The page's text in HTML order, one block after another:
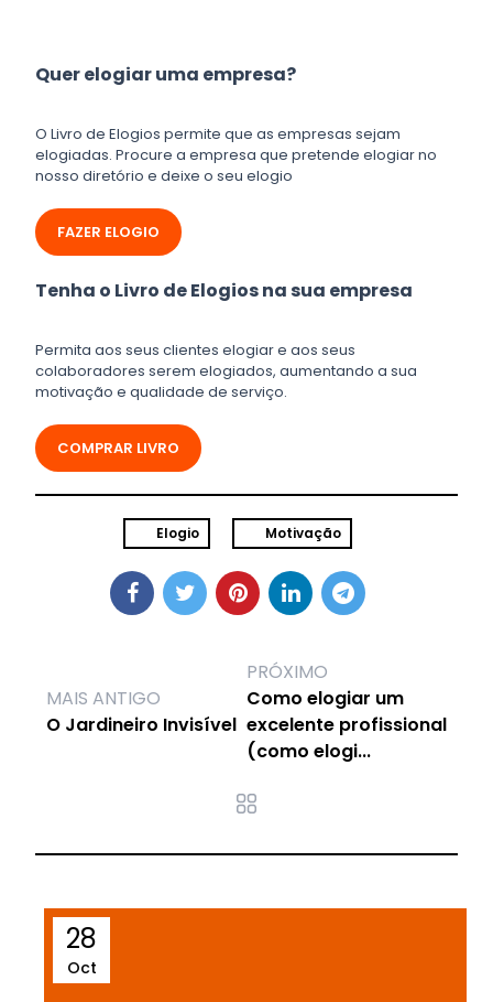
Quer elogiar uma empresa?
O Livro de Elogios permite que as empresas sejam
elogiadas. Procure a empresa que pretende elogiar no
nosso diretório e deixe o seu elogio
FAZER ELOGIO
Tenha o Livro de Elogios na sua empresa
Permita aos seus clientes elogiar e aos seus
colaboradores serem elogiados, aumentando a sua
motivação e qualidade de serviço.
COMPRAR LIVRO
Elogio Motivação
MAIS ANTIGO
O Jardineiro Invisível
PRÓXIMO
Como elogiar um
excelente profissional
(como elogi...
28
Oct